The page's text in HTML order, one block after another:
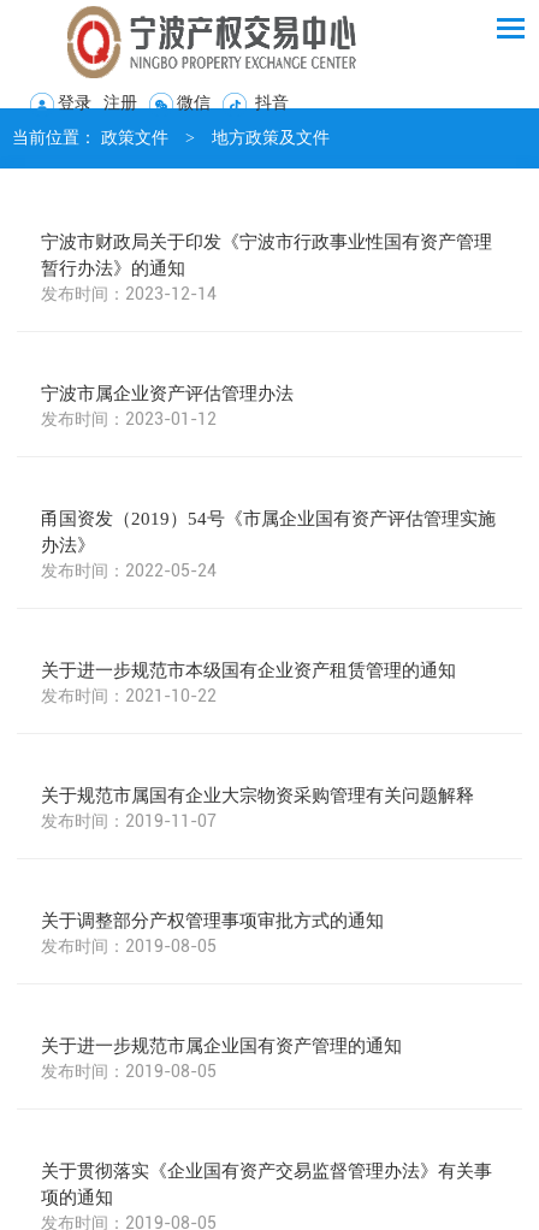
登录 注册 微信
抖音
当前位置：
政策文件 > 地方政策及文件
宁波市财政局关于印发《宁波市行政事业性国有资产管理
暂行办法》的通知
2023-12-14
宁波市属企业资产评估管理办法
2023-01-12
甬国资发（2019）54号《市属企业国有资产评估管理实施
办法》
2022-05-24
关于进一步规范市本级国有企业资产租赁管理的通知
2021-10-22
关于规范市属国有企业大宗物资采购管理有关问题解释
2019-11-07
关于调整部分产权管理事项审批方式的通知
2019-08-05
关于进一步规范市属企业国有资产管理的通知
2019-08-05
关于贯彻落实《企业国有资产交易监督管理办法》有关事
项的通知
2019-08-05